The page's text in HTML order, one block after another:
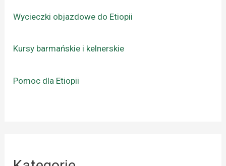
Wycieczki objazdowe do Etiopii
Kursy barmańskie i kelnerskie
Pomoc dla Etiopii